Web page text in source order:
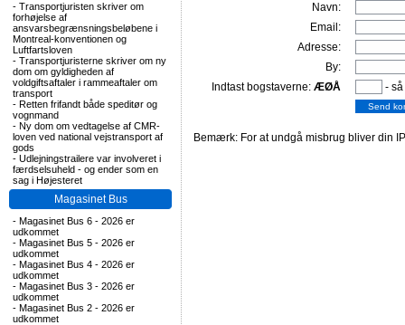
- Transportjuristen skriver om
forhøjelse af
ansvarsbegrænsningsbeløbene i
Montreal-konventionen og
Luftfartsloven
- Transportjuristerne skriver om ny
dom om gyldigheden af
voldgiftsaftaler i rammeaftaler om
transport
- Retten frifandt både speditør og
vognmand
- Ny dom om vedtagelse af CMR-
loven ved national vejstransport af
gods
- Udlejningstrailere var involveret i
færdselsuheld - og ender som en
sag i Højesteret
Magasinet Bus
- Magasinet Bus 6 - 2026 er
udkommet
- Magasinet Bus 5 - 2026 er
udkommet
- Magasinet Bus 4 - 2026 er
udkommet
- Magasinet Bus 3 - 2026 er
udkommet
- Magasinet Bus 2 - 2026 er
udkommet
Navn:
Email:
Adresse:
By:
Indtast bogstaverne: ÆØÅ -
Bemærk: For at undgå misbrug bliver din